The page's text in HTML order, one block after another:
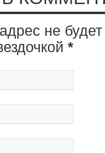
не
*